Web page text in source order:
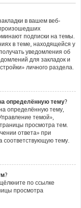
в вашем веб-
подписки на темы.
в теме, находящейся у
уведомления об
для закладок и
личного раздела.
определённую тему?
определённую тему,
темой»,
просмотра тем.
ответа» при
соответствующую тему.
по ссылке
просмотра